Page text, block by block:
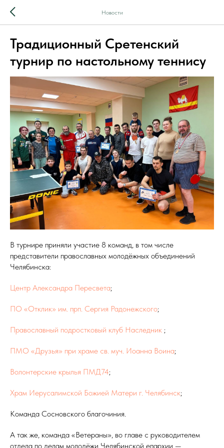
Новости
Традиционный Сретенский
турнир по настольному теннису
В турнире приняли участие 8 команд, в том числе
представители православных молодёжных объединений
Челябинска:
Центр Александра Пересвета;
ПО «Отклик» им. прп. Сергия Радонежского;
Православный подростковый клуб Наследник ;
ПМО «Друзья» при храме св. муч. Иоанна Воина;
Волонтерские крылья ПМД74;
Храм Иерусалимской Божией Матери г. Челябинск;
Команда Сосновского благочиния.
А так же, команда «Ветераны», во главе с руководителем
отдела по делам молодёжи Челябинской епархии —